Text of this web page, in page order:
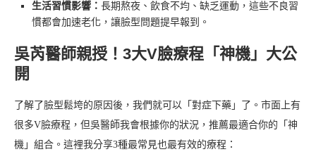
生活習慣影響： 長期熬夜、飲食不均、缺乏運動，這些不良習
慣都會加速老化，讓臉型問題提早報到。
吳芮醫師親授！3大V臉療程「神機」大公
開
了解了臉型鬆垮的原因後，我們就可以「對症下藥」了。市面上有
很多V臉療程，但吳醫師我會根據你的狀況，推薦最適合你的「神
機」組合。這裡我分享3種最常見也最有效的療程：